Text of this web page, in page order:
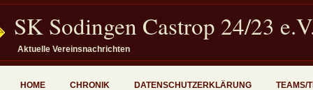
SK Sodingen Castrop 24/23
Aktuelle Vereinsnachrichten
HOME CHRONIK DATENSCHUTZERKLÄRUNG TEAMS/